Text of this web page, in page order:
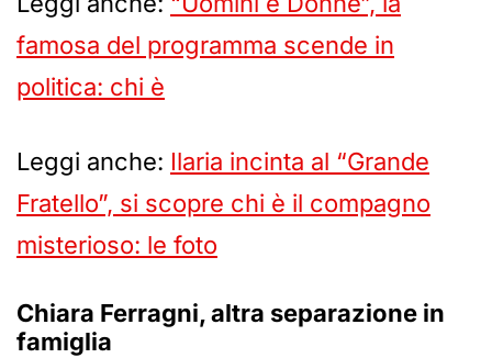
famosa del programma scende in
politica: chi è
Leggi anche: Ilaria incinta al “Grande
Fratello”, si scopre chi è il compagno
misterioso: le foto
Chiara Ferragni, altra separazione in
famiglia